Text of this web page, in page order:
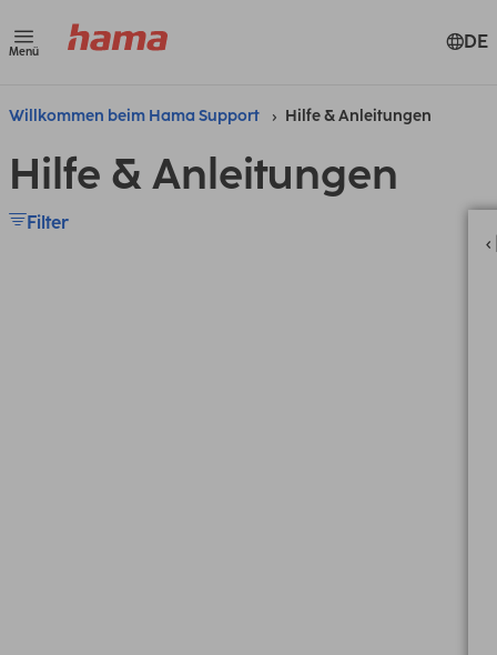
Menü DE
Willkommen beim Hama Support Hilfe & Anleitungen
Hilfe & Anleitungen
Filter